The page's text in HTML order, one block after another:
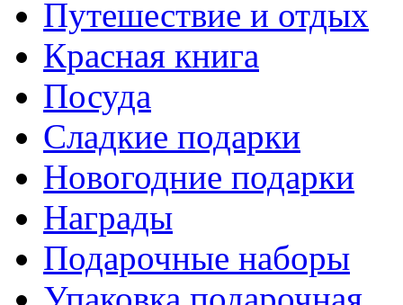
Путешествие и отдых
Красная книга
Посуда
Сладкие подарки
Новогодние подарки
Награды
Подарочные наборы